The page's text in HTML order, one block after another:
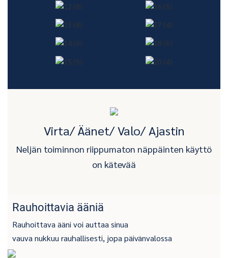
Virta/ Äänet/ Valo/ Ajastin
Neljän toiminnon riippumaton näppäinten käyttö
on kätevää
Rauhoittavia ääniä
Rauhoittava ääni voi auttaa sinua
vauva nukkuu rauhallisesti, jopa päivänvalossa